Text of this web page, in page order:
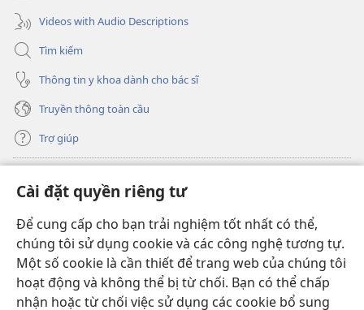
Cài đặt quyền riêng tư
Để cung cấp cho bạn trải nghiệm tốt nhất có thể,
chúng tôi sử dụng cookie và các công nghệ tương tự.
Một số cookie là cần thiết để trang web của chúng tôi
hoạt động và không thể bị từ chối. Bạn có thể chấp
nhận hoặc từ chối việc sử dụng các cookie bổ sung
Videos with Audio Descriptions
Tìm kiếm
Thông tin y khoa dành cho bác sĩ
Truyền thông toàn cầu
Trợ giúp
(mở
cửa
sổ
mới)
THƯ VIỆN TRỰC TUYẾN Tháp Canh
(mở
cửa
sổ
mới)
JW Hub ®
(mở
cửa
sổ
JW Library